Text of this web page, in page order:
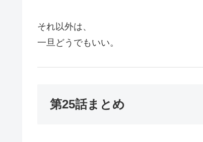
それ以外は、
一旦どうでもいい。
第25話まとめ